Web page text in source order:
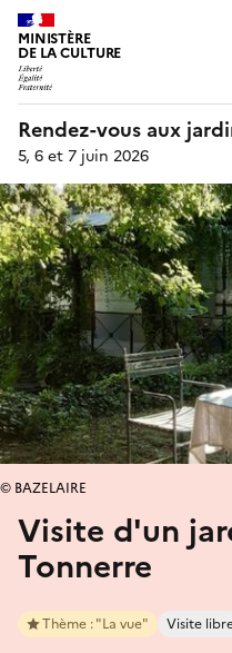
MINISTÈRE
DE LA CULTURE
Rendez-vous aux
5, 6 et 7 juin 2026
Visite d'un
Tonnerre
Thème : "La vue" Visite
© BAZELAIRE